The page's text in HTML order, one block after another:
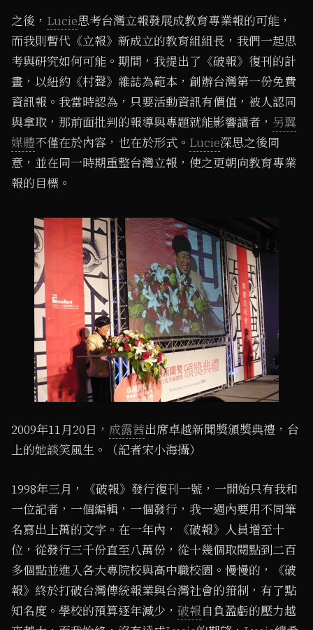
之後， Lucie思考台灣立報發展成教育專業報的可能，
而我則暫代《立報》新成立的教育組組長，我們一起思
考與研究如何可能。期間，我提出了《破報》復刊的計
畫，以紐約《村聲》雜誌為範本，創辦台灣第一份免費
資訊報。我當時認為，只要活動資訊有價值，被人認同
與拿取，那前面批判的報導與專題就能影響讀者， 另翼
媒體不僅在於內容，也在於形式。 Lucie深思之後同
意，並在同一時期重整台灣立報，使之更朝向教育專業
報的目標。
2009年11月20日， 成露茜出席卓越新聞獎頒獎典禮，台
上的她談笑風生。（記者宋小海攝）
1998年三月，《破報》發行復刊一號，一開始只有我和
一位記者，一個編輯，一個發行，我一週內要用不同筆
名寫出上萬的文字。在一年內，《破報》人員增至十
位，從發行三千份直至八萬份，從十幾個取閱點到二百
多個點並進入各大專院校與高中職校園。慢慢的，《破
報》終於打破台灣傳統報業與台灣社會的箝制，有了點
知名度。學校的預算逐年減少， 破報自負盈虧的壓力越